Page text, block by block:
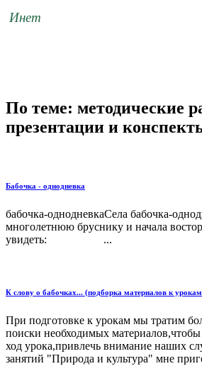
Инет
По теме: методические
презентации и
Бабочка - однодневка
бабочка-однодневкаСела бабочка-
многолетнюю бруснику и начала
увидеть: ...
К слову о бабочках... (подборка материалов к
При подготовке к урокам мы тратим
поиски необходимых
ход урока,привлечь внимание наших
занятий "Природа и культура" мне